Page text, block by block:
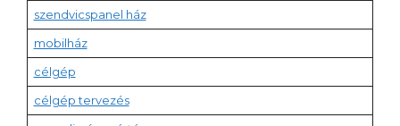
szendvicspanel ház
mobilház
célgép
célgép tervezés